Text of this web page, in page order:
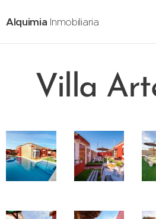
Alquimia Inmobiliaria
Villa